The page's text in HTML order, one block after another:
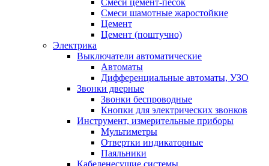
Смеси цемент-песок
Смеси шамотные жаростойкие
Цемент
Цемент (поштучно)
Электрика
Выключатели автоматические
Автоматы
Дифференциальные автоматы, УЗО
Звонки дверные
Звонки беспроводные
Кнопки для электрических звонков
Инструмент, измерительные приборы
Мультиметры
Отвертки индикаторные
Паяльники
Кабеленесущие системы